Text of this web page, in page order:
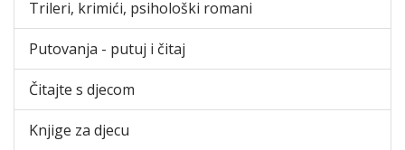
Trileri, krimići, psihološki romani
Putovanja - putuj i čitaj
Čitajte s djecom
Knjige za djecu